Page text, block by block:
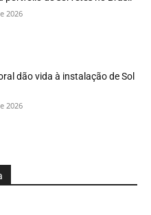
2026
dão vida à instalação de Sol
2026